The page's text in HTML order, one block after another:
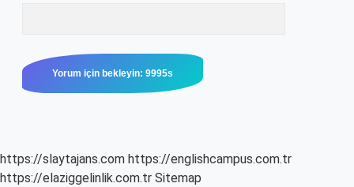
https://slaytajans.com https://englishcampus.com.tr
https://elaziggelinlik.com.tr Sitemap